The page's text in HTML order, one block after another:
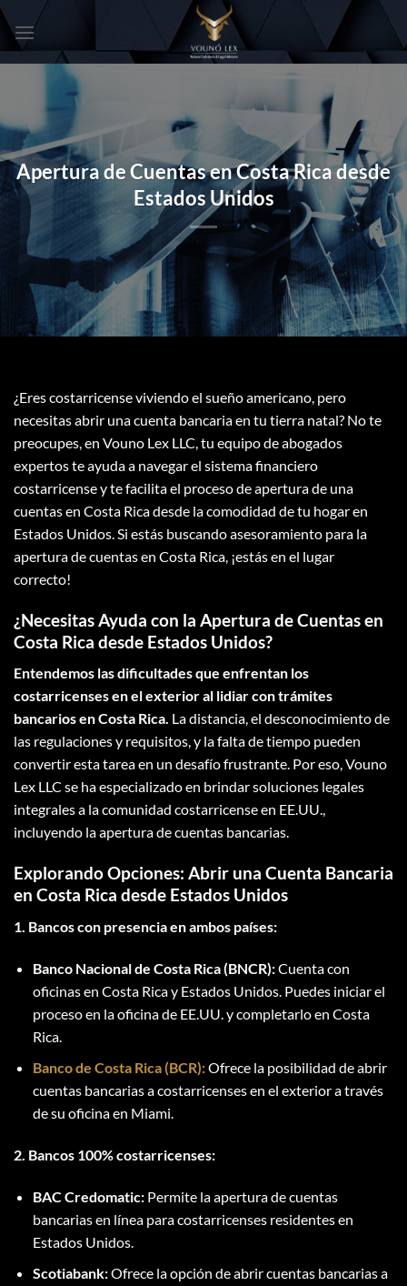
Skip
to
content
Apertura de Cuentas en Costa Rica desde
Estados Unidos
¿Eres costarricense viviendo el sueño americano, pero
necesitas abrir una cuenta bancaria en tu tierra natal? No te
preocupes, en Vouno Lex LLC, tu equipo de abogados
expertos te ayuda a navegar el sistema financiero
costarricense y te facilita el proceso de apertura de una
cuentas en Costa Rica desde la comodidad de tu hogar en
Estados Unidos. Si estás buscando asesoramiento para la
apertura de cuentas en Costa Rica, ¡estás en el lugar
correcto!
¿Necesitas Ayuda con la Apertura de Cuentas en
Costa Rica desde Estados Unidos?
Entendemos las dificultades que enfrentan los
costarricenses en el exterior al lidiar con trámites
bancarios en Costa Rica. La distancia, el desconocimiento de
las regulaciones y requisitos, y la falta de tiempo pueden
convertir esta tarea en un desafío frustrante. Por eso, Vouno
Lex LLC se ha especializado en brindar soluciones legales
integrales a la comunidad costarricense en EE.UU.,
incluyendo la apertura de cuentas bancarias.
Explorando Opciones: Abrir una Cuenta Bancaria
en Costa Rica desde Estados Unidos
1. Bancos con presencia en ambos países:
Banco Nacional de Costa Rica (BNCR):Cuenta con
oficinas en Costa Rica y Estados Unidos. Puedes iniciar el
proceso en la oficina de EE.UU. y completarlo en Costa
Rica.
Banco de Costa Rica (BCR):Ofrece la posibilidad de abrir
cuentas bancarias a costarricenses en el exterior a través
de su oficina en Miami.
2. Bancos 100% costarricenses:
BAC Credomatic:Permite la apertura de cuentas
bancarias en línea para costarricenses residentes en
Estados Unidos.
Scotiabank:Ofrece la opción de abrir cuentas bancarias a